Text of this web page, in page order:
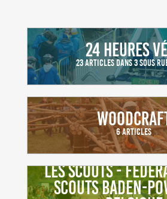
24 heures
23 Articles dans 3 sous
6 Articles
Les Scouts -
Scouts Baden-